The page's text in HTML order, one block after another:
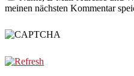
meinen nächsten Kommentar